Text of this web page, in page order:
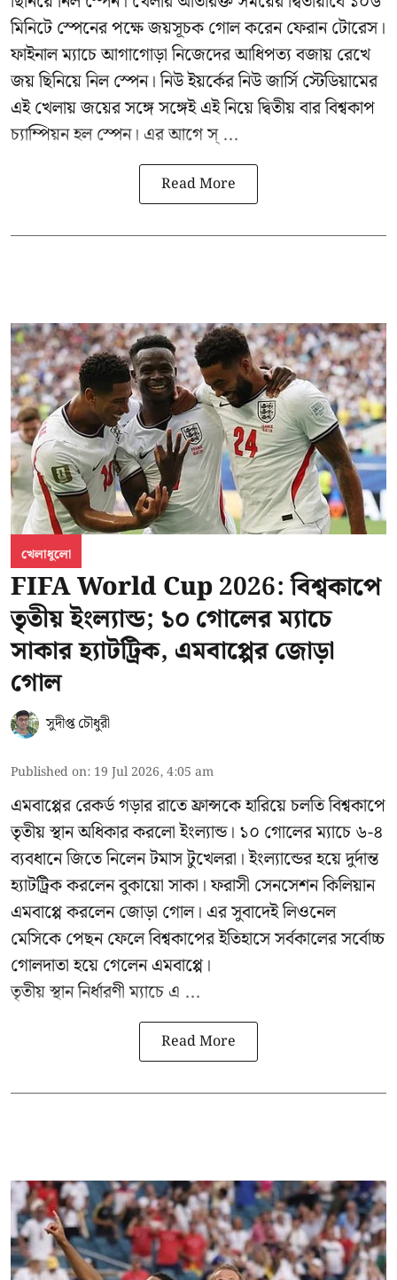
মিনিটে স্পেনের পক্ষে জয়সূচক গোল করেন ফেরান টোরেস।
ফাইনাল ম্যাচে আগাগোড়া নিজেদের আধিপত্য বজায় রেখে
জয় ছিনিয়ে নিল স্পেন। নিউ ইয়র্কের নিউ জার্সি স্টেডিয়ামের
এই খেলায় জয়ের সঙ্গে সঙ্গেই এই নিয়ে দ্বিতীয় বার বিশ্বকাপ
চ্যাম্পিয়ন হল স্পেন। এর আগে স্ ...
Read More
খেলাধুলো
FIFA World Cup 2026: বিশ্বকাপে
তৃতীয় ইংল্যান্ড; ১০ গোলের ম্যাচে
সাকার হ্যাটট্রিক, এমবাপ্পের জোড়া
গোল
সুদীপ্ত চৌধুরী
Published on: 19 Jul 2026, 4:05 am
এমবাপ্পের রেকর্ড গড়ার রাতে ফ্রান্সকে হারিয়ে চলতি বিশ্বকাপে
তৃতীয় স্থান অধিকার করলো ইংল্যান্ড। ১০ গোলের ম্যাচে ৬-৪
ব্যবধানে জিতে নিলেন টমাস টুখেলরা। ইংল্যান্ডের হয়ে দুর্দান্ত
হ্যাটট্রিক করলেন বুকায়ো সাকা। ফরাসী সেনসেশন কিলিয়ান
এমবাপ্পে করলেন জোড়া গোল। এর সুবাদেই লিওনেল
মেসিকে পেছন ফেলে বিশ্বকাপের ইতিহাসে সর্বকালের সর্বোচ্চ
গোলদাতা হয়ে গেলেন এমবাপ্পে।
তৃতীয় স্থান নির্ধারণী ম্যাচে এ ...
Read More